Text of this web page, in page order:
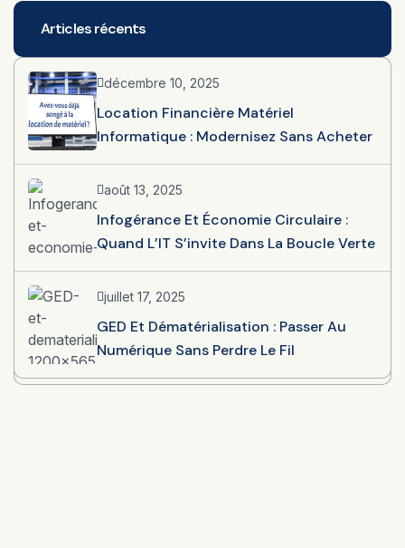
Articles récents
décembre 10, 2025
Location Financière Matériel
Informatique : Modernisez Sans Acheter
août 13, 2025
Infogérance Et Économie Circulaire :
Quand L’IT S’invite Dans La Boucle Verte
juillet 17, 2025
GED Et Dématérialisation : Passer Au
Numérique Sans Perdre Le Fil